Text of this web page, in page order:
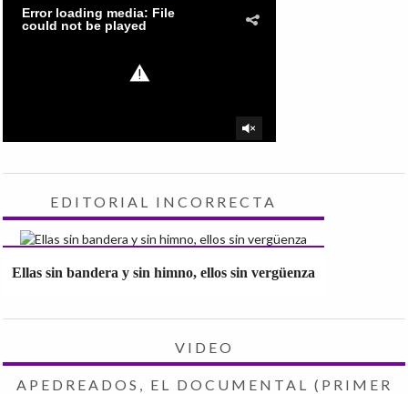
EDITORIAL INCORRECTA
Ellas sin bandera y sin himno, ellos sin vergüenza
VIDEO
APEDREADOS, EL DOCUMENTAL (PRIMER